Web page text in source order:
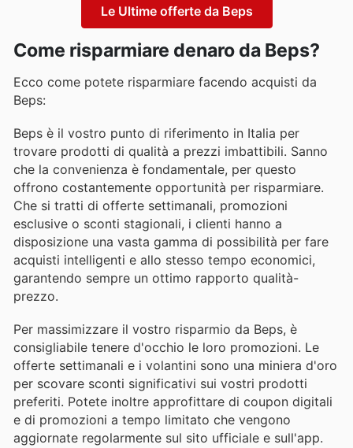
Le Ultime offerte da Beps
Come risparmiare denaro da Beps?
Ecco come potete risparmiare facendo acquisti da
Beps:
Beps è il vostro punto di riferimento in Italia per
trovare prodotti di qualità a prezzi imbattibili. Sanno
che la convenienza è fondamentale, per questo
offrono costantemente opportunità per risparmiare.
Che si tratti di offerte settimanali, promozioni
esclusive o sconti stagionali, i clienti hanno a
disposizione una vasta gamma di possibilità per fare
acquisti intelligenti e allo stesso tempo economici,
garantendo sempre un ottimo rapporto qualità-
prezzo.
Per massimizzare il vostro risparmio da Beps, è
consigliabile tenere d'occhio le loro promozioni. Le
offerte settimanali e i volantini sono una miniera d'oro
per scovare sconti significativi sui vostri prodotti
preferiti. Potete inoltre approfittare di coupon digitali
e di promozioni a tempo limitato che vengono
aggiornate regolarmente sul sito ufficiale e sull'app.